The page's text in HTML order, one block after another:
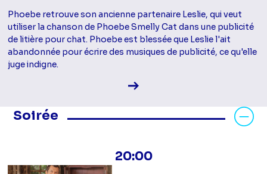
Phoebe retrouve son ancienne partenaire Leslie, qui veut
utiliser la chanson de Phoebe Smelly Cat dans une publicité
de litière pour chat. Phoebe est blessée que Leslie l'ait
abandonnée pour écrire des musiques de publicité, ce qu'elle
juge indigne.
Voir la fiche diffusion
Soirée
Masquer les programmes Soirée
20:00